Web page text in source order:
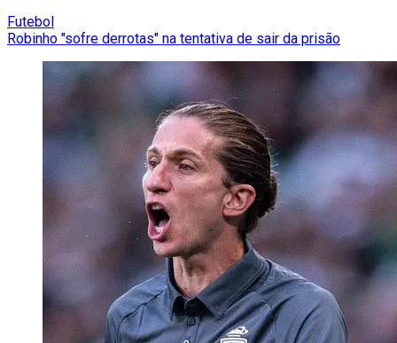
Futebol
Robinho "sofre derrotas" na tentativa de sair da prisão